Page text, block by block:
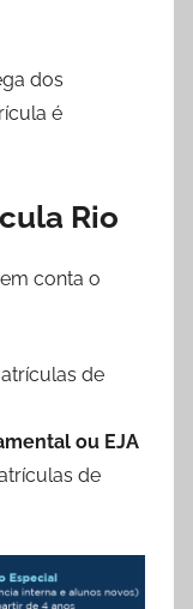
dos
é
Rio
conta o
de
ou EJA
de